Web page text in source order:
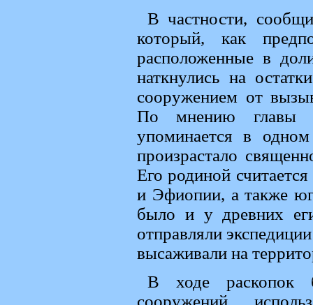
В частности,
который, как
расположенные в
наткнулись на
сооружением от
По мнению главы
упоминается в
произрастало
Его родиной
и Эфиопии, а также юг
было и у древних
отправляли
высаживали на
В ходе раскопок
сооружений,